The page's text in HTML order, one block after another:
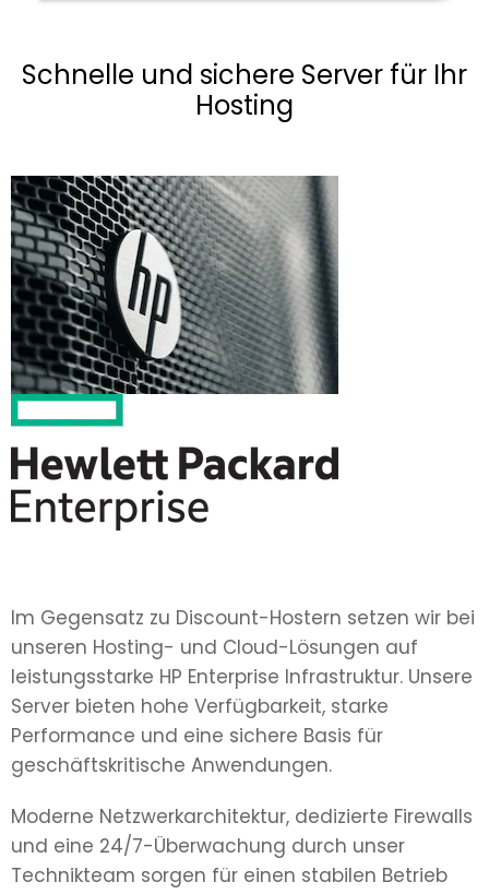
Schnelle und sichere Server für Ihr
Hosting
Im Gegensatz zu Discount-Hostern setzen wir bei
unseren Hosting- und Cloud-Lösungen auf
leistungsstarke HP Enterprise Infrastruktur. Unsere
Server bieten hohe Verfügbarkeit, starke
Performance und eine sichere Basis für
geschäftskritische Anwendungen.
Moderne Netzwerkarchitektur, dedizierte Firewalls
und eine 24/7-Überwachung durch unser
Technikteam sorgen für einen stabilen Betrieb